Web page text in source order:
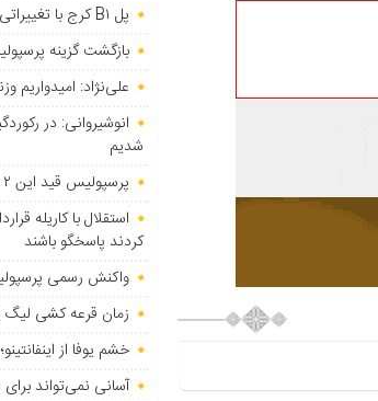
پل B۱ کرج با تغییراتی در سازه، ترمیم می‌شود
بازگشت گزینه
علی‌نژاد: امیدواریم
انوشیروانی: در
شدیم
پرسپولیس قید این ۲ ستاره را زد!
استقلال با کاریله
کردند پاسخگو باشند
واکنش رسمی
زمان قرعه کشی
خشم یوفا از
آسانی نمی‌تواند برای